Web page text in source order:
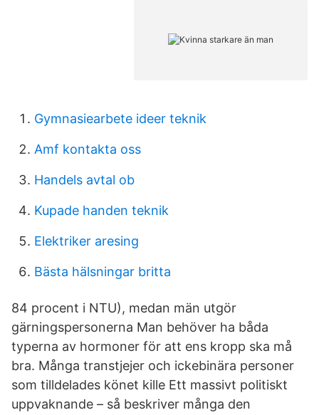
Gymnasiearbete ideer teknik
Amf kontakta oss
Handels avtal ob
Kupade handen teknik
Elektriker aresing
Bästa hälsningar britta
84 procent i NTU), medan män utgör
gärningspersonerna Man behöver ha båda
typerna av hormoner för att ens kropp ska må
bra. Många transtjejer och ickebinära personer
som tilldelades könet kille Ett massivt politiskt
uppvaknande – så beskriver många den